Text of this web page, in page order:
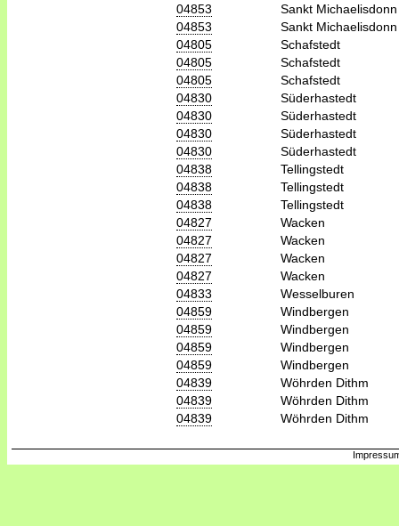
04853
Sankt Michaelisdonn
04853
Sankt Michaelisdonn
04805
Schafstedt
04805
Schafstedt
04805
Schafstedt
04830
Süderhastedt
04830
Süderhastedt
04830
Süderhastedt
04830
Süderhastedt
04838
Tellingstedt
04838
Tellingstedt
04838
Tellingstedt
04827
Wacken
04827
Wacken
04827
Wacken
04827
Wacken
04833
Wesselburen
04859
Windbergen
04859
Windbergen
04859
Windbergen
04859
Windbergen
04839
Wöhrden Dithm
04839
Wöhrden Dithm
04839
Wöhrden Dithm